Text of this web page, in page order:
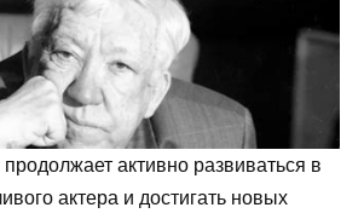
активно развиваться в
актера и достигать новых